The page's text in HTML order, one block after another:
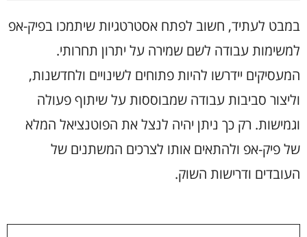
במבט לעתיד, חשוב לפתח אסטרטגיות שיתמכו בפיק-אפ
למשימות עבודה לשם שמירה על יתרון תחרותי.
המעסיקים יידרשו להיות פתוחים לשינויים ולחדשנות,
וליצור סביבות עבודה שמבוססות על שיתוף פעולה
וגמישות. רק כך ניתן יהיה לנצל את הפוטנציאל המלא
של פיק-אפ ולהתאים אותו לצרכים המשתנים של
העובדים ודרישות השוק.